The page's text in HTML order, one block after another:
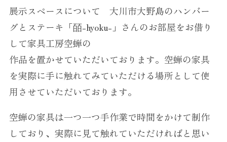
展示スペースについて 大川市大野島のハンバー
グとステーキ「皕-hyoku-」さんのお部屋をお借り
して家具工房空蝉の
作品を置かせていただいております。空蝉の家具
を実際に手に触れてみていただける場所として使
用させていただいております。
空蝉の家具は一つ一つ手作業で時間をかけて制作
しており、実際に見て触れていただければと思い